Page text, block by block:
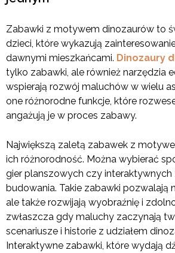
Zabawki z motywem dinozaurów to
dzieci, które wykazują
dawnymi mieszkańcami. Dinozaury
tylko zabawki, ale również narzędzia
wspierają rozwój maluchów w wielu
one różnorodne funkcje, które
angażują je w proces zabawy.
Największą zaletą zabawek z
ich różnorodność. Można wybierać
gier planszowych czy
budowania. Takie zabawki pozwalają
ale także rozwijają wyobraźnię i
zwłaszcza gdy maluchy zaczynają
scenariusze i historie z udziałem
Interaktywne zabawki, które wydają